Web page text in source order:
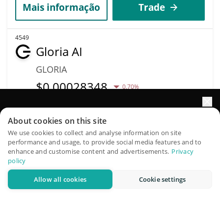
Mais informação Trade
4549
Gloria AI
GLORIA
$0.00028348 0.70%
Capitalização de
mercado
$283,534
$33
Mais informação
4257
QuantPilot é uma plataforma completa de estratégias onde
agentes autônomos criam, fazem backtest e otimizam suas
estratégias e conduzem pesquisas de mercado
Experimente grátis
About cookies on this site
We use cookies to collect and analyse information on site
performance and usage, to provide social media features and to
enhance and customise content and advertisements. Privacy
policy
Allow all cookies Cookie settings